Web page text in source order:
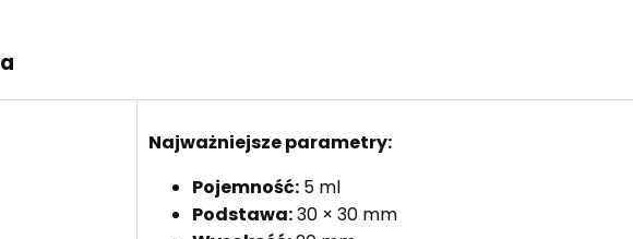
Najważniejsze parametry:
Pojemność:5 ml
Podstawa:30 × 30 mm